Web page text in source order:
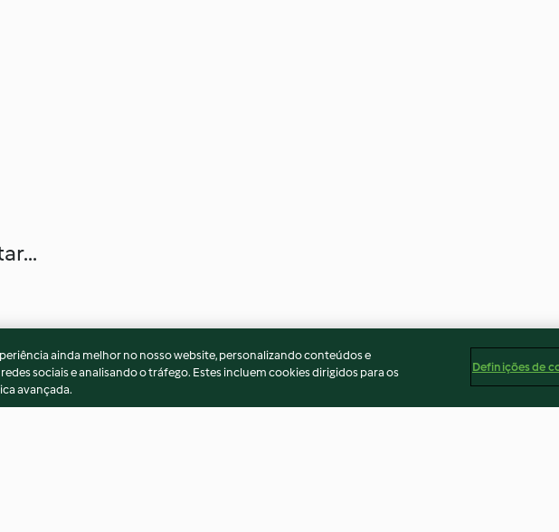
ainda melhor no nosso website, personalizando conteúdos e
sociais e analisando o tráfego. Estes incluem cookies dirigidos para os
avançada.
Definições de